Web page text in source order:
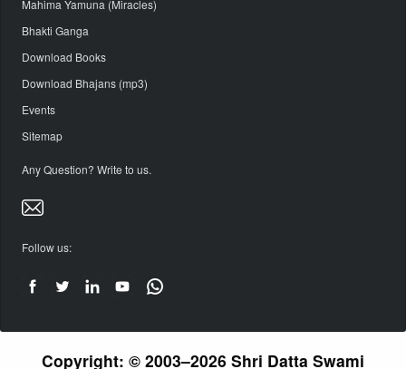
Mahima Yamuna (Miracles)
Bhakti Ganga
Download Books
Download Bhajans (mp3)
Events
Sitemap
Any Question? Write to us.
Follow us:
Copyright: © 2003–2026 Shri Datta Swami